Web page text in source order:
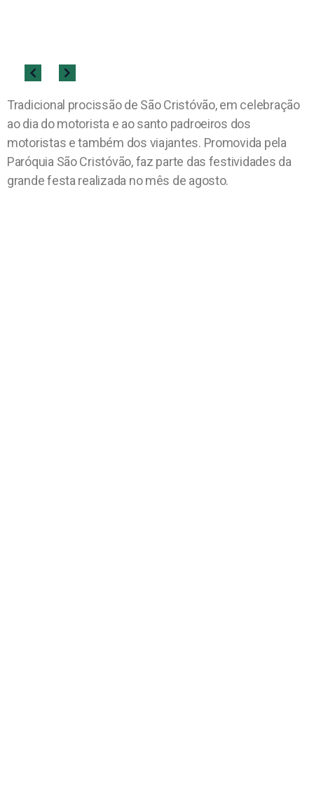
Tradicional procissão de São Cristóvão, em celebração
ao dia do motorista e ao santo padroeiros dos
motoristas e também dos viajantes. Promovida pela
Paróquia São Cristóvão, faz parte das festividades da
grande festa realizada no mês de agosto.